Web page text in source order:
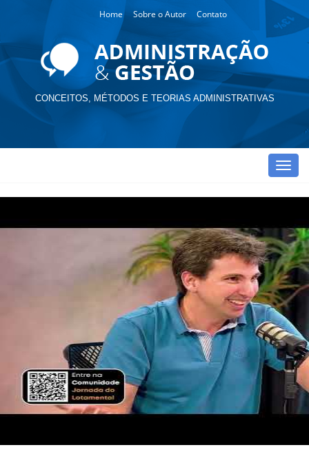
Home Sobre o Autor Contato
CONCEITOS, MÉTODOS E TEORIAS ADMINISTRATIVAS